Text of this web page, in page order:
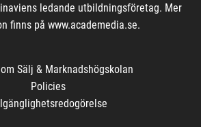
ledande utbildningsföretag. Mer
finns på www.academedia.se.
Sälj & Marknadshögskolan
Policies